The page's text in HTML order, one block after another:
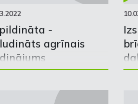
-
agrīnais
apgādes